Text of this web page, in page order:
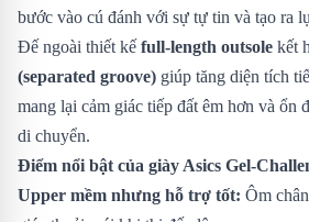
bước vào cú đánh với sự tự tin và tạo ra
Đế ngoài thiết kế full-length outsole kết
(separated groove) giúp tăng diện tích
mang lại cảm giác tiếp đất êm hơn và ổn
di chuyển.
Điểm nổi bật của giày Asics Gel-
Upper mềm nhưng hỗ trợ tốt: Ôm